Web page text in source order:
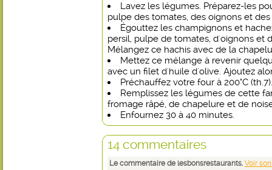
Lavez les légumes. Préparez-les
pulpe des tomates, des oignons et
Égouttez les champignons et
persil, pulpe de tomates, d'oignons et
Mélangez ce hachis avec de la
Mettez ce mélange à revenir
avec un filet d'huile d'olive. Ajoutez
Préchauffez votre four à 200°C (th.7).
Remplissez les légumes de cette
fromage râpé, de chapelure et de
Enfournez 30 à 40 minutes.
14 commentaires
Le commentaire de lesbonsrestaurants. Voir